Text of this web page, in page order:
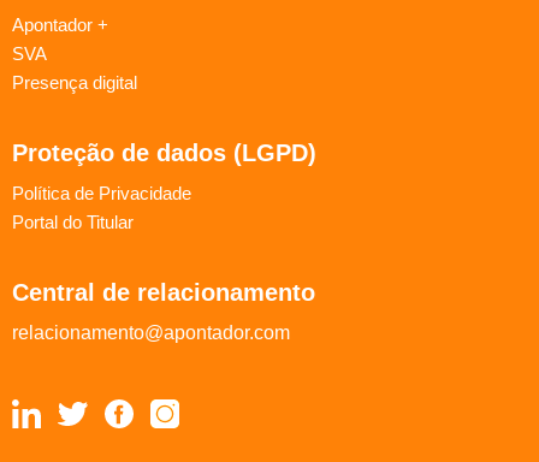
Apontador +
SVA
Presença digital
Proteção de dados (LGPD)
Política de Privacidade
Portal do Titular
Central de relacionamento
relacionamento@apontador.com